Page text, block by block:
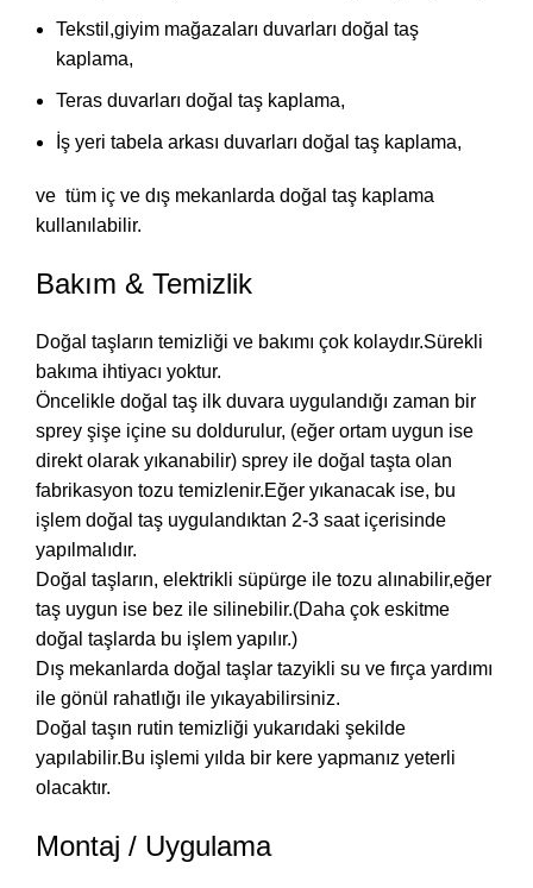
Tekstil,giyim mağazaları duvarları doğal taş
kaplama,
Teras duvarları doğal taş kaplama,
İş yeri tabela arkası duvarları doğal taş kaplama,
ve tüm iç ve dış mekanlarda doğal taş kaplama
kullanılabilir.
Bakım & Temizlik
Doğal taşların temizliği ve bakımı çok kolaydır.Sürekli
bakıma ihtiyacı yoktur.
Öncelikle doğal taş ilk duvara uygulandığı zaman bir
sprey şişe içine su doldurulur, (eğer ortam uygun ise
direkt olarak yıkanabilir) sprey ile doğal taşta olan
fabrikasyon tozu temizlenir.Eğer yıkanacak ise, bu
işlem doğal taş uygulandıktan 2-3 saat içerisinde
yapılmalıdır.
Doğal taşların, elektrikli süpürge ile tozu alınabilir,eğer
taş uygun ise bez ile silinebilir.(Daha çok eskitme
doğal taşlarda bu işlem yapılır.)
Dış mekanlarda doğal taşlar tazyikli su ve fırça yardımı
ile gönül rahatlığı ile yıkayabilirsiniz.
Doğal taşın rutin temizliği yukarıdaki şekilde
yapılabilir.Bu işlemi yılda bir kere yapmanız yeterli
olacaktır.
Montaj / Uygulama